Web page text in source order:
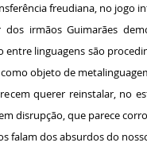
freudiana, no jogo
irmãos Guimarães
entre linguagens são
objeto de
querer reinstalar, no
disrupção, que parece
falam dos absurdos do